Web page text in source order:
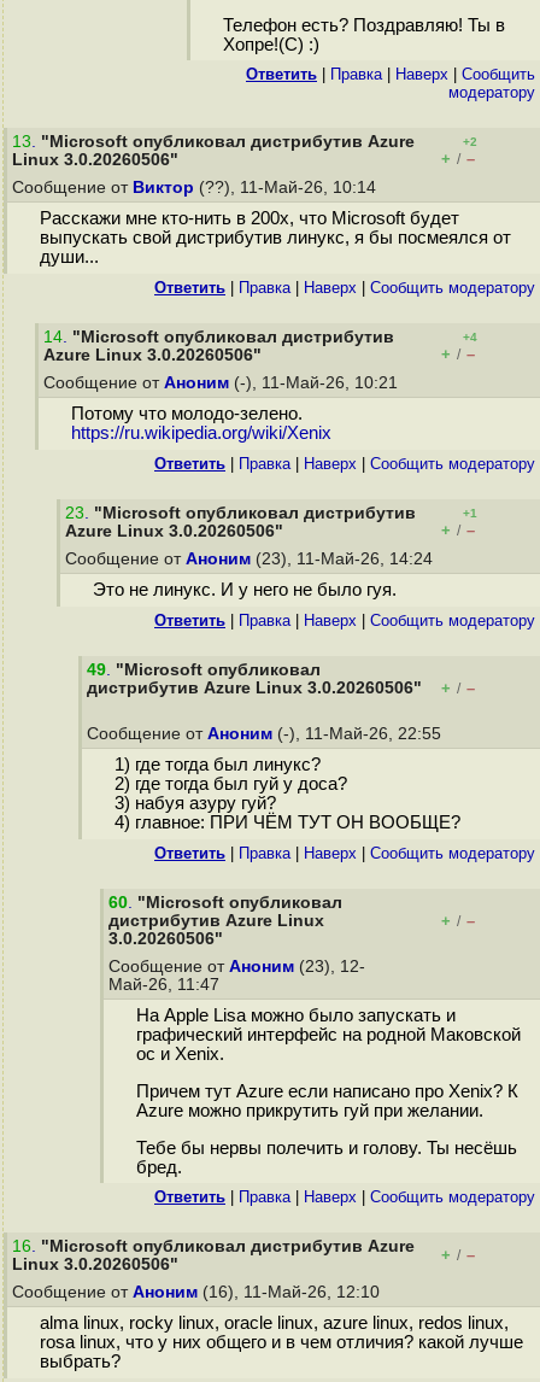
Телефон есть? Поздравляю! Ты в
Хопре!(С) :)
Ответить Правка| Наверх
Cообщить
модератору
13. "Microsoft опубликовал дистрибутив Azure
Linux 3.0.20260506"
+2
+ / –
Сообщение от Виктор (??), 11-Май-26, 10:14
Расскажи мне кто-нить в 200x, что Microsoft будет
выпускать свой дистрибутив линукс, я бы посмеялся от
души...
Ответить Правка| Наверх Cообщить модератору
14. "Microsoft опубликовал дистрибутив
Azure Linux 3.0.20260506"
+4
+ / –
Сообщение от Аноним (-), 11-Май-26, 10:21
Потому что молодо-зелено.
https://ru.wikipedia.org/wiki/Xenix
Ответить Правка| Наверх Cообщить модератору
23. "Microsoft опубликовал дистрибутив
Azure Linux 3.0.20260506"
+1
+ / –
Сообщение от Аноним (23), 11-Май-26, 14:24
Это не линукс. И у него не было гуя.
Ответить Правка| Наверх Cообщить модератору
49. "Microsoft опубликовал
дистрибутив Azure Linux 3.0.20260506"
+ / –
Сообщение от Аноним (-), 11-Май-26, 22:55
1) где тогда был линукс?
2) где тогда был гуй у доса?
3) набуя азуру гуй?
4) главное: ПРИ ЧЁМ ТУТ ОН ВООБЩЕ?
Ответить Правка| Наверх Cообщить модератору
60. "Microsoft опубликовал
дистрибутив Azure Linux
3.0.20260506"
+ / –
Сообщение от Аноним (23), 12-
Май-26, 11:47
На Apple Lisa можно было запускать и
графический интерфейс на родной Маковской
ос и Xenix.
Причем тут Azure если написано про Xenix? К
Azure можно прикрутить гуй при желании.
Тебе бы нервы полечить и голову. Ты несёшь
бред.
Ответить Правка| Наверх Cообщить модератору
16. "Microsoft опубликовал дистрибутив Azure
Linux 3.0.20260506"
+ / –
Сообщение от Аноним (16), 11-Май-26, 12:10
alma linux, rocky linux, oracle linux, azure linux, redos linux,
rosa linux, что у них общего и в чем отличия? какой лучше
выбрать?